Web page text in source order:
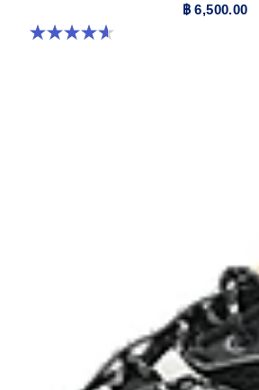
฿ 6,500.00
4.6 จาก 5 ดาว 15 รีวิว